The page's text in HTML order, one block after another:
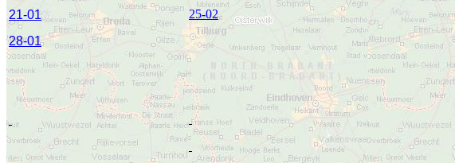
21-01
28-01
25-02